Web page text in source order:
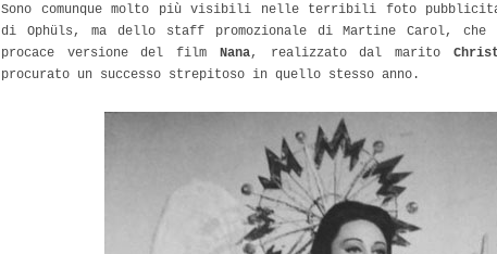
Sono comunque molto più visibili nelle terribili foto
di Ophüls, ma dello staff promozionale di Martine Carol,
procace versione del film Nana, realizzato dal marito
procurato un successo strepitoso in quello stesso anno.